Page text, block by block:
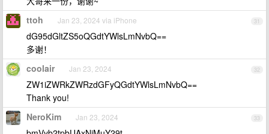
31
ttoh Jan 23, 2024 via iPhone
dG95dGltZS5oQGdtYWlsLmNvbQ==
多谢！
32
coolair Jan 23, 2024
ZW1iZWRkZWRzdGFyQGdtYWlsLmNvbQ==
Thank you!
33
NeroKim Jan 23, 2024